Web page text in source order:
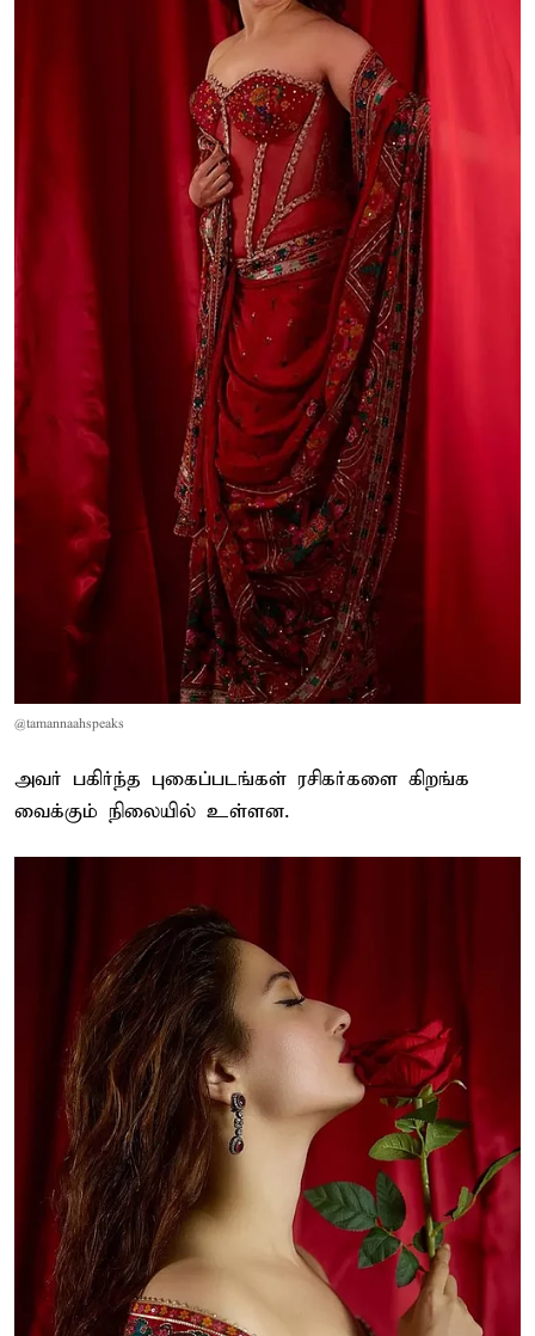
@tamannaahspeaks
அவர் பகிர்ந்த புகைப்படங்கள் ரசிகர்களை கிறங்க
வைக்கும் நிலையில் உள்ளன.